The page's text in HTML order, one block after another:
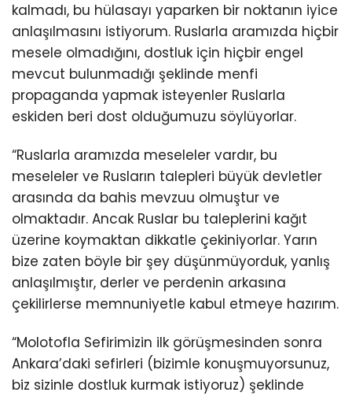
kalmadı, bu hülasayı yaparken bir noktanın iyice
anlaşılmasını istiyorum. Ruslarla aramızda hiçbir
mesele olmadığını, dostluk için hiçbir engel
mevcut bulunmadığı şeklinde menfi
propaganda yapmak isteyenler Ruslarla
eskiden beri dost olduğumuzu söylüyorlar.
“Ruslarla aramızda meseleler vardır, bu
meseleler ve Rusların talepleri büyük devletler
arasında da bahis mevzuu olmuştur ve
olmaktadır. Ancak Ruslar bu taleplerini kağıt
üzerine koymaktan dikkatle çekiniyorlar. Yarın
bize zaten böyle bir şey düşünmüyorduk, yanlış
anlaşılmıştır, derler ve perdenin arkasına
çekilirlerse memnuniyetle kabul etmeye hazırım.
“Molotofla Sefirimizin ilk görüşmesinden sonra
Ankara’daki sefirleri (bizimle konuşmuyorsunuz,
biz sizinle dostluk kurmak istiyoruz) şeklinde